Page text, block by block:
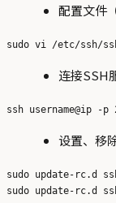
配置文件
连接SSH
设置、移
sudo update-rc.d